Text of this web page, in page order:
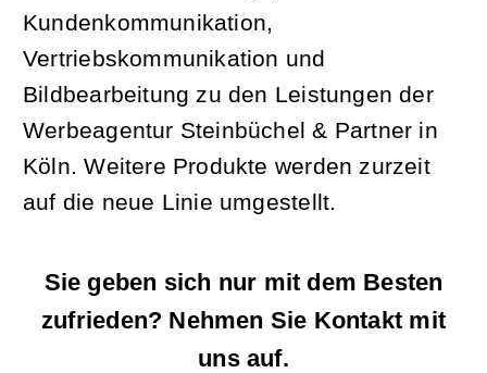
Kundenkommunikation,
Vertriebskommunikation und
Bildbearbeitung zu den Leistungen der
Werbeagentur Steinbüchel & Partner in
Köln. Weitere Produkte werden zurzeit
auf die neue Linie umgestellt.
Sie geben sich nur mit dem Besten
zufrieden? Nehmen Sie Kontakt mit
uns auf.